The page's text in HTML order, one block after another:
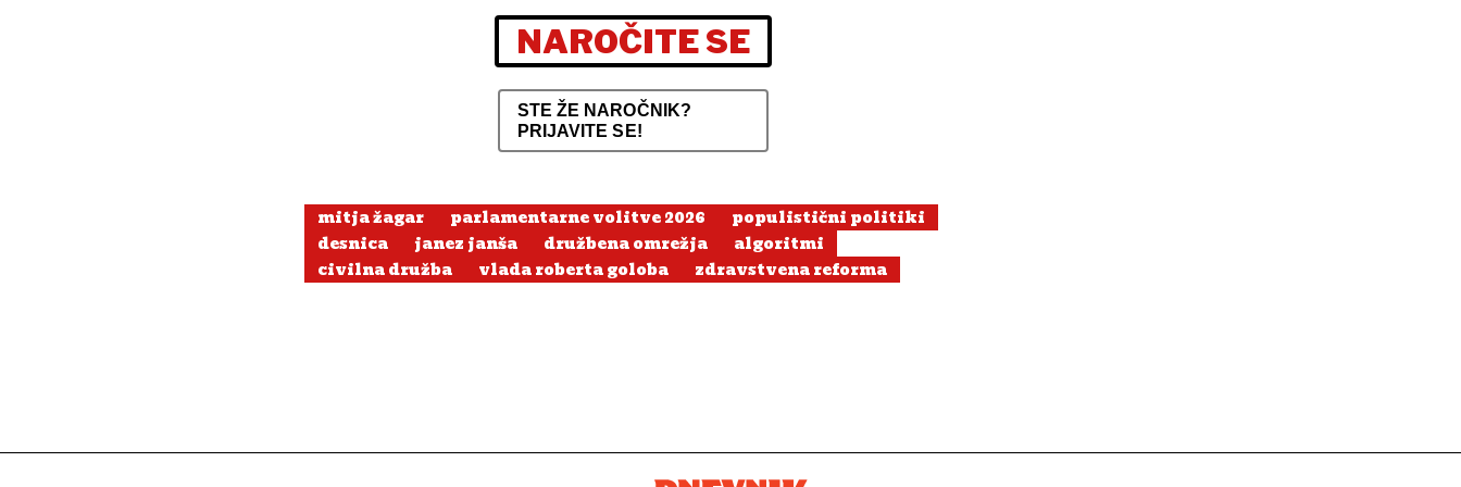
NAROČITE SE
STE ŽE NAROČNIK?
PRIJAVITE SE!
mitja žagar parlamentarne volitve 2026
populistični politiki
desnica
janez janša družbena omrežja
algoritmi
civilna družba
vlada roberta goloba zdravstvena reforma